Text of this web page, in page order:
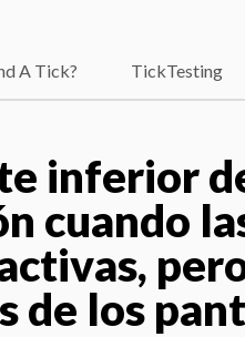
A Tick? TickTesting
inferior
cuando
de los